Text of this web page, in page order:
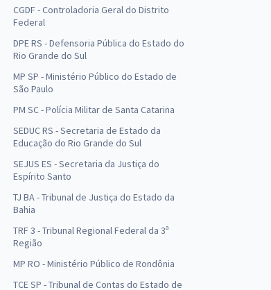
CGDF - Controladoria Geral do Distrito
Federal
DPE RS - Defensoria Pública do Estado do
Rio Grande do Sul
MP SP - Ministério Público do Estado de
São Paulo
PM SC - Polícia Militar de Santa Catarina
SEDUC RS - Secretaria de Estado da
Educação do Rio Grande do Sul
SEJUS ES - Secretaria da Justiça do
Espírito Santo
TJ BA - Tribunal de Justiça do Estado da
Bahia
TRF 3 - Tribunal Regional Federal da 3ª
Região
MP RO - Ministério Público de Rondônia
TCE SP - Tribunal de Contas do Estado de